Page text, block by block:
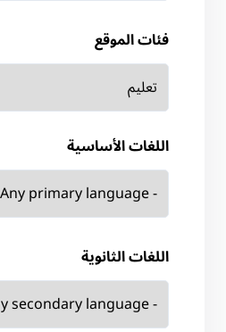
فئات الموقع
اللغات الأساسية
اللغات الثانوية